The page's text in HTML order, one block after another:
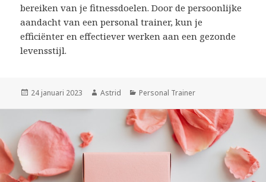
bereiken van je fitnessdoelen. Door de persoonlijke
aandacht van een personal trainer, kun je
efficiënter en effectiever werken aan een gezonde
levensstijl.
Geplaatst
24 januari 2023 Auteur
Astrid Categorieën
Personal Trainer